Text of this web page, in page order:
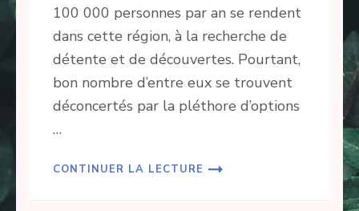
100 000 personnes par an se rendent
dans cette région, à la recherche de
détente et de découvertes. Pourtant,
bon nombre d’entre eux se trouvent
déconcertés par la pléthore d’options
…
CONTINUER LA LECTURE